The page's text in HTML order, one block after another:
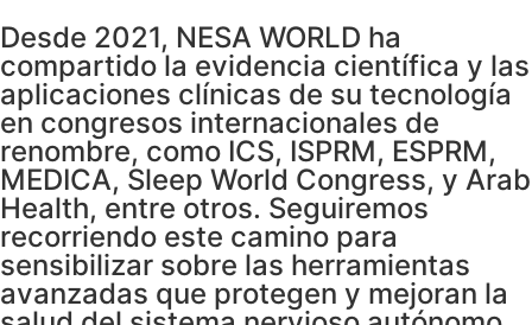
Desde 2021, NESA WORLD ha
compartido la evidencia científica y las
aplicaciones clínicas de su tecnología
en congresos internacionales de
renombre, como ICS, ISPRM, ESPRM,
MEDICA, Sleep World Congress, y Arab
Health, entre otros. Seguiremos
recorriendo este camino para
sensibilizar sobre las herramientas
avanzadas que protegen y mejoran la